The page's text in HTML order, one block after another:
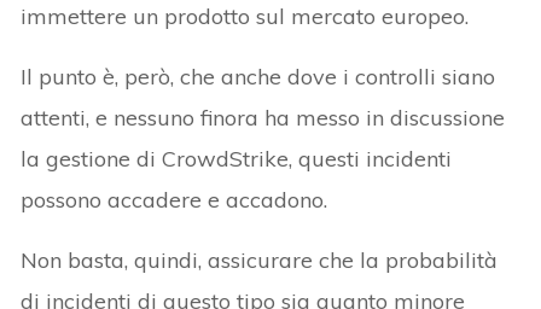
immettere un prodotto sul mercato europeo.
Il punto è, però, che anche dove i controlli siano
attenti, e nessuno finora ha messo in discussione
la gestione di CrowdStrike, questi incidenti
possono accadere e accadono.
Non basta, quindi, assicurare che la probabilità
di incidenti di questo tipo sia quanto minore